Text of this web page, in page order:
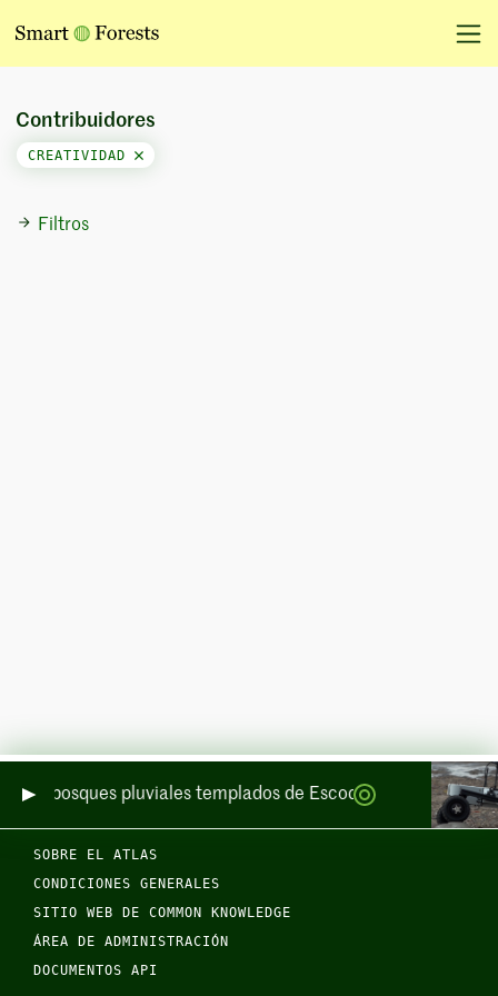
Filtros
Contribuidores
CREATIVIDAD
los bosques pluviales templados de Escocia por mar y por
SOBRE EL ATLAS
CONDICIONES GENERALES
SITIO WEB DE COMMON KNOWLEDGE
ÁREA DE ADMINISTRACIÓN
DOCUMENTOS API